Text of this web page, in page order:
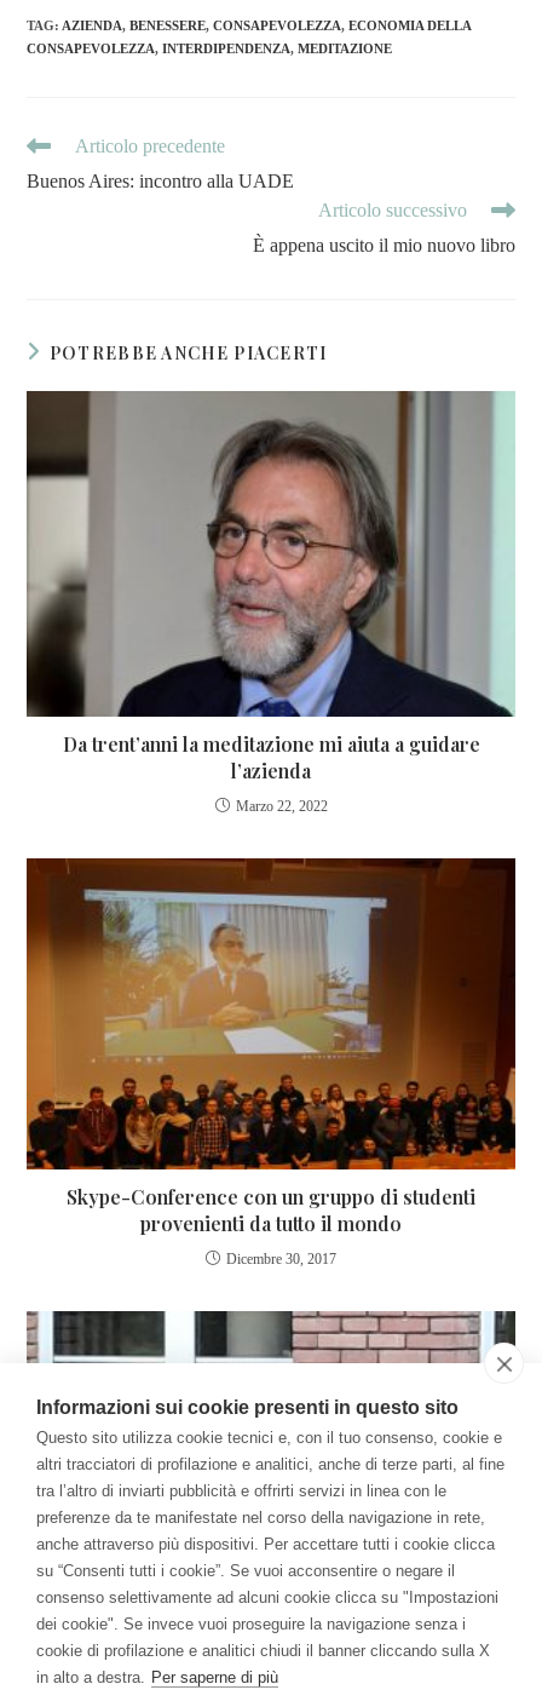
TAG: AZIENDA, BENESSERE, CONSAPEVOLEZZA, ECONOMIA DELLA
CONSAPEVOLEZZA, INTERDIPENDENZA, MEDITAZIONE
Articolo precedente
Buenos Aires: incontro alla UADE
Articolo successivo
È appena uscito il mio nuovo libro
POTREBBE ANCHE PIACERTI
Da trent’anni la meditazione mi aiuta a guidare
l’azienda
Marzo 22, 2022
Skype-Conference con un gruppo di studenti
provenienti da tutto il mondo
Dicembre 30, 2017
Festival della Resilienza
Informazioni sui cookie presenti in questo sito
Questo sito utilizza cookie tecnici e, con il tuo consenso, cookie e
altri tracciatori di profilazione e analitici, anche di terze parti, al fine
tra l’altro di inviarti pubblicità e offrirti servizi in linea con le
preferenze da te manifestate nel corso della navigazione in rete,
anche attraverso più dispositivi. Per accettare tutti i cookie clicca
su “Consenti tutti i cookie”. Se vuoi acconsentire o negare il
consenso selettivamente ad alcuni cookie clicca su "Impostazioni
dei cookie". Se invece vuoi proseguire la navigazione senza i
cookie di profilazione e analitici chiudi il banner cliccando sulla X
in alto a destra. Per saperne di più